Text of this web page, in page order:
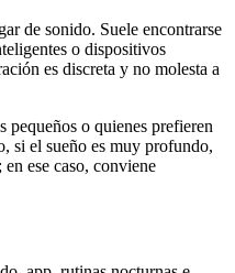
de sonido. Suele encontrarse
o dispositivos
es discreta y no molesta a
pequeños o quienes prefieren
si el sueño es muy profundo,
ese caso, conviene